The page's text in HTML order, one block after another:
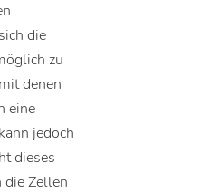
die
zu
denen
eine
jedoch
dieses
die Zellen